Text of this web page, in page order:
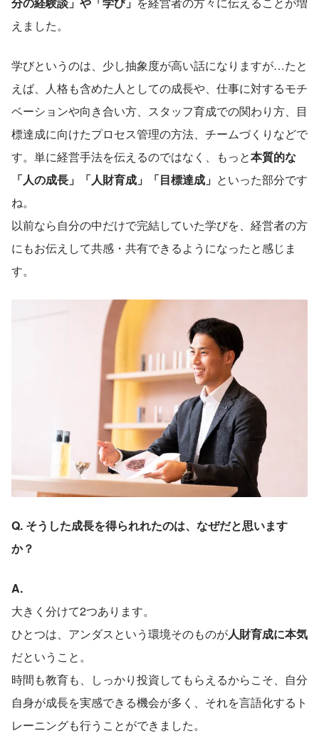
えました。
学びというのは、少し抽象度が高い話になりますが…たと
えば、人格も含めた人としての成長や、仕事に対するモチ
ベーションや向き合い方、スタッフ育成での関わり方、目
標達成に向けたプロセス管理の方法、チームづくりなどで
す。単に経営手法を伝えるのではなく、もっと本質的な
「人の成長」「人財育成」「目標達成」 といった部分です
ね。
以前なら自分の中だけで完結していた学びを、経営者の方
にもお伝えして共感・共有できるようになったと感じま
す。
Q. そうした成長を得られれたのは、なぜだと思います
か？
A.
大きく分けて2つあります。
ひとつは、アンダスという環境そのものが人財育成に本気
だということ。
時間も教育も、しっかり投資してもらえるからこそ、自分
自身が成長を実感できる機会が多く、それを言語化するト
レーニングも行うことができました。